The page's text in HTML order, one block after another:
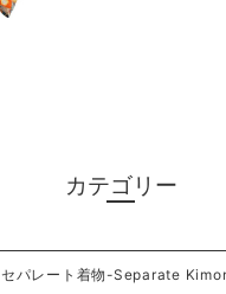
カテゴリー
セパレート着物-Separate